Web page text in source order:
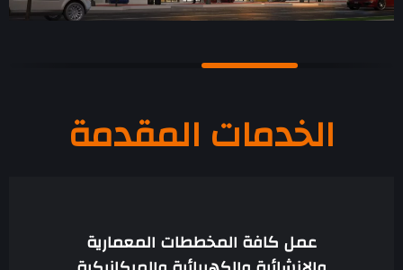
الخدمات المقدمة
عمل كافة المخططات المعمارية